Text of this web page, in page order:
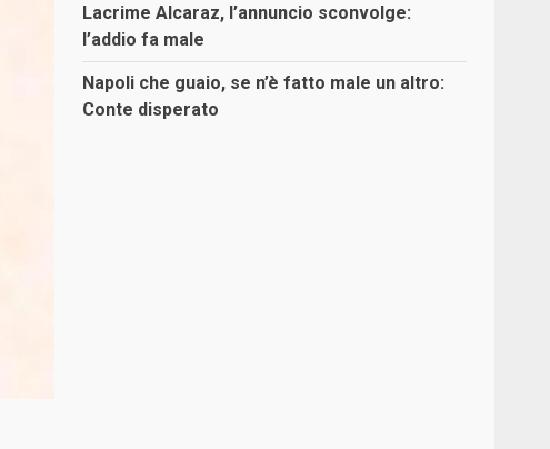
Lacrime Alcaraz, l’annuncio sconvolge:
l’addio fa male
Napoli che guaio, se n’è fatto male un altro:
Conte disperato